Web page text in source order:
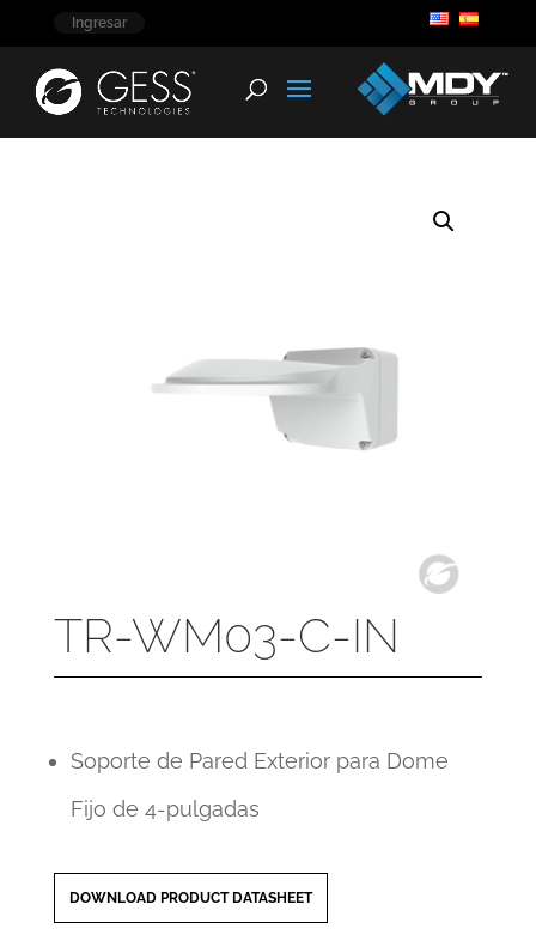
Ingresar
TR-WM03-C-IN
Soporte de Pared Exterior para Dome
Fijo de 4-pulgadas
DOWNLOAD PRODUCT DATASHEET